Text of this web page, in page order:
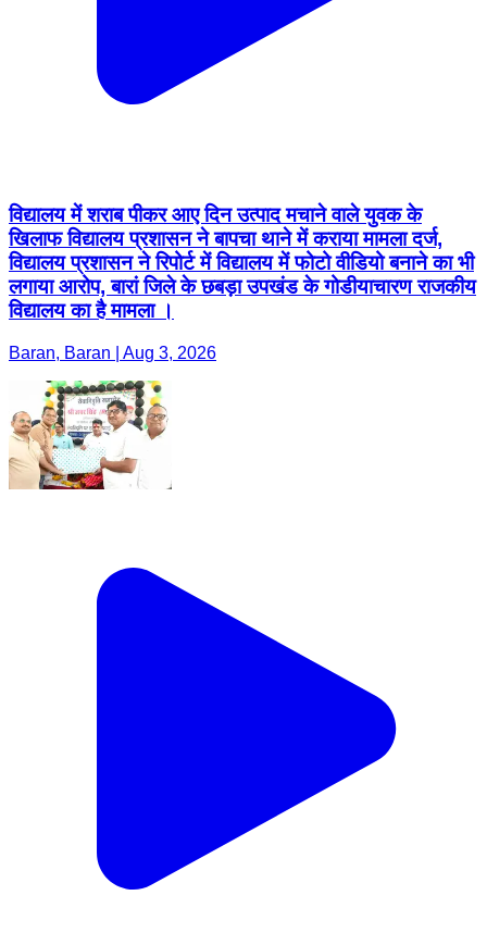
विद्यालय में शराब पीकर आए दिन उत्पाद मचाने वाले युवक के
खिलाफ विद्यालय प्रशासन ने बापचा थाने में कराया मामला दर्ज,
विद्यालय प्रशासन ने रिपोर्ट में विद्यालय में फोटो वीडियो बनाने का भी
लगाया आरोप, बारां जिले के छबड़ा उपखंड के गोडीयाचारण राजकीय
विद्यालय का है मामला ।
Baran, Baran | Aug 3, 2026